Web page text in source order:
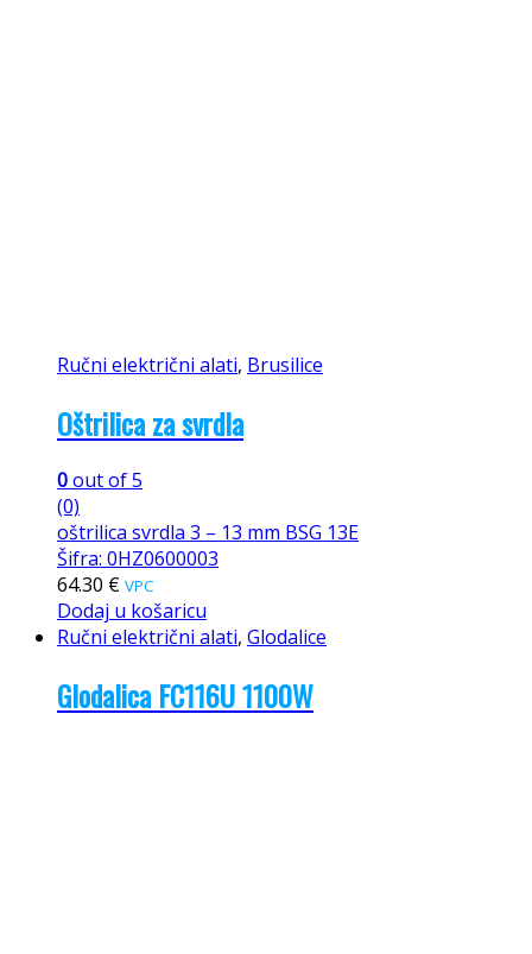
Ručni električni alati, Brusilice
Oštrilica za svrdla
0out of 5
(0)
oštrilica svrdla 3 – 13 mm BSG 13E
Šifra: 0HZ0600003
64.30 € VPC
Dodaj u košaricu
Ručni električni alati, Glodalice
Glodalica FC116U 1100W